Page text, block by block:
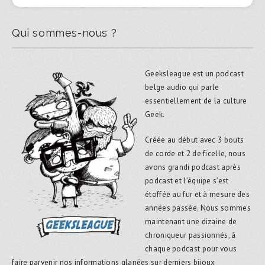
Qui sommes-nous ?
Geeksleague est un podcast
belge audio qui parle
essentiellement de la culture
Geek.
Créée au début avec 3 bouts
de corde et 2 de ficelle, nous
avons grandi podcast après
podcast et l’équipe s’est
étoffée au fur et à mesure des
années passée. Nous sommes
maintenant une dizaine de
chroniqueur passionnés, à
chaque podcast pour vous
faire parvenir nos informations glanées sur derniers bijoux